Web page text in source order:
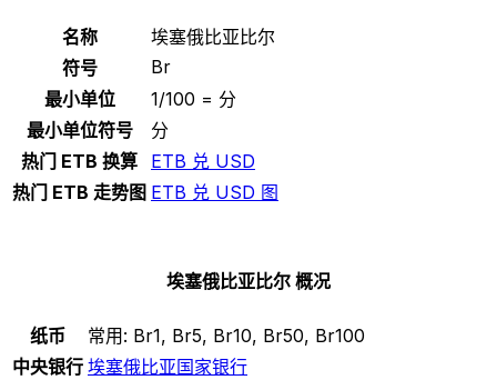
名称
埃塞俄比亚比尔
符号
Br
最小单位
1/100 = 分
最小单位符号
分
热门 ETB 换算
ETB 兑 USD
热门 ETB 走势图 ETB 兑 USD 图
埃塞俄比亚比尔 概况
纸币 常用: Br1, Br5, Br10, Br50, Br100
中央银行 埃塞俄比亚国家银行